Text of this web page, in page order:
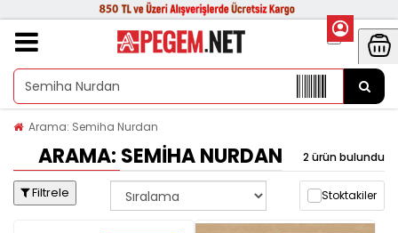
Arama: Semiha Nurdan
ARAMA: SEMIHA NURDAN 2 ürün bulundu
Filtrele Stoktakiler